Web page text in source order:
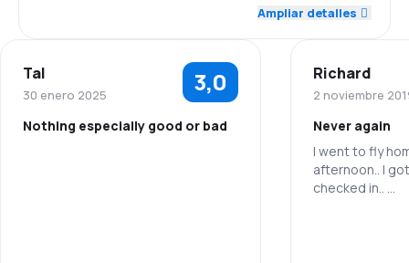
3,9
Precio del billete 3,2
3,2
Ampliar detalles
Tal
30 enero 2025 3,0
Nothing especially good or bad
Richard
2 noviembre
Never again
I went to fly
afternoon.. I
checked in..